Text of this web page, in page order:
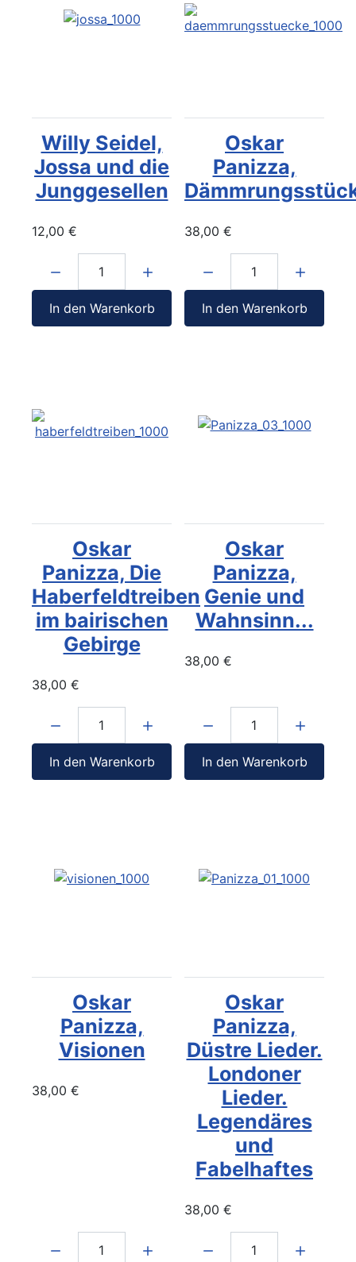
Willy Seidel,
Jossa und die
Junggesellen
12,00 €
In den Warenkorb
Oskar
Panizza,
38,00 €
In den Warenkorb
Oskar
Panizza, Die
Haberfeldtreiben
im bairischen
Gebirge
38,00 €
In den Warenkorb
Oskar
Panizza,
Genie und
Wahnsinn...
38,00 €
In den Warenkorb
Oskar
Panizza,
Visionen
38,00 €
Oskar
Panizza,
Düstre Lieder.
Londoner
Lieder.
Legendäres
und
Fabelhaftes
38,00 €